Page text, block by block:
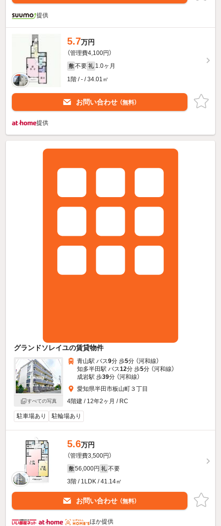
提供
5.7万円
（管理費4,100円）
敷 不要 礼 1.0ヶ月
1階 / - / 34.01㎡
お問い合わせ （無料）
提供
グランドソレイユの賃貸物件
すべての写真
青山駅 バス9分 歩5分 （河和線）
知多半田駅 バス12分 歩5分 （河和線）
成岩駅 歩39分 （河和線）
愛知県半田市板山町３丁目
4階建 / 12年2ヶ月 / RC
駐車場あり 駐輪場あり
5.6万円
（管理費3,500円）
敷 56,000円 礼 不要
3階 / 1LDK / 41.14㎡
お問い合わせ （無料）
ほか提供